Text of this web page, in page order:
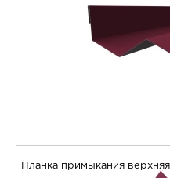
Планка примыкания верхняя